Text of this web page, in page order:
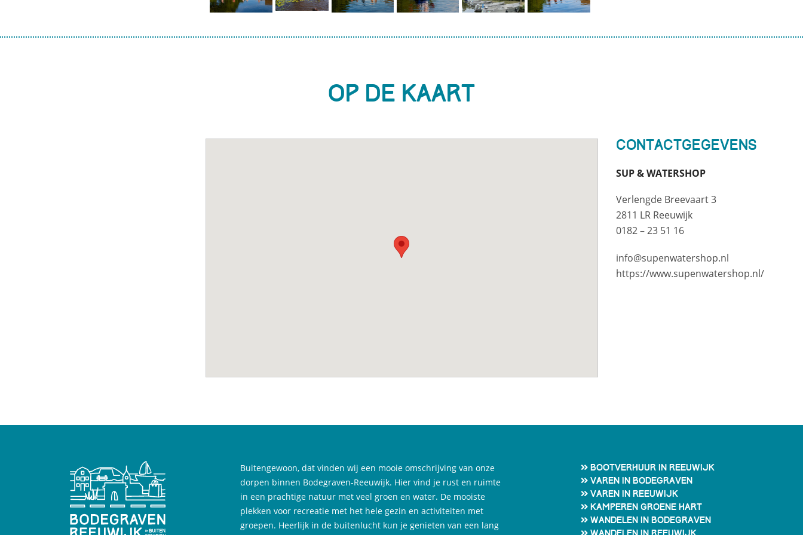
Op de kaart
Contactgegevens
SUP & WATERSHOP
Verlengde Breevaart 3
2811 LR Reeuwijk
0182 – 23 51 16
info@supenwatershop.nl
https://www.supenwatershop.nl/
Buitengewoon, dat vinden wij een mooie omschrijving van onze
dorpen binnen Bodegraven-Reeuwijk. Hier vind je rust en ruimte
in een prachtige natuur met veel groen en water. De mooiste
plekken voor recreatie met het hele gezin en activiteiten met
groepen. Heerlijk in de buitenlucht kun je genieten van een lang
Bootverhuur in Reeuwijk
Varen in Bodegraven
Varen in Reeuwijk
Kamperen Groene Hart
Wandelen in Bodegraven